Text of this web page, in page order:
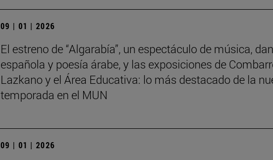
09 | 01 | 2026
El estreno de “Algarabía”, un espectáculo de música,
española y poesía árabe, y las exposiciones de
Lazkano y el Área Educativa: lo más destacado de la
temporada en el MUN
09 | 01 | 2026